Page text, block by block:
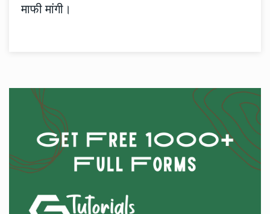
माफी मांगी।